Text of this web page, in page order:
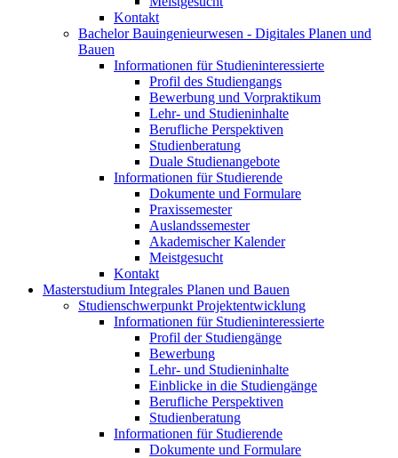
Kontakt
Bachelor Bauingenieurwesen - Digitales Planen und
Bauen
Informationen für Studieninteressierte
Profil des Studiengangs
Bewerbung und Vorpraktikum
Lehr- und Studieninhalte
Berufliche Perspektiven
Studienberatung
Duale Studienangebote
Informationen für Studierende
Dokumente und Formulare
Praxissemester
Auslandssemester
Akademischer Kalender
Meistgesucht
Kontakt
Masterstudium Integrales Planen und Bauen
Studienschwerpunkt Projektentwicklung
Informationen für Studieninteressierte
Profil der Studiengänge
Bewerbung
Lehr- und Studieninhalte
Einblicke in die Studiengänge
Berufliche Perspektiven
Studienberatung
Informationen für Studierende
Dokumente und Formulare